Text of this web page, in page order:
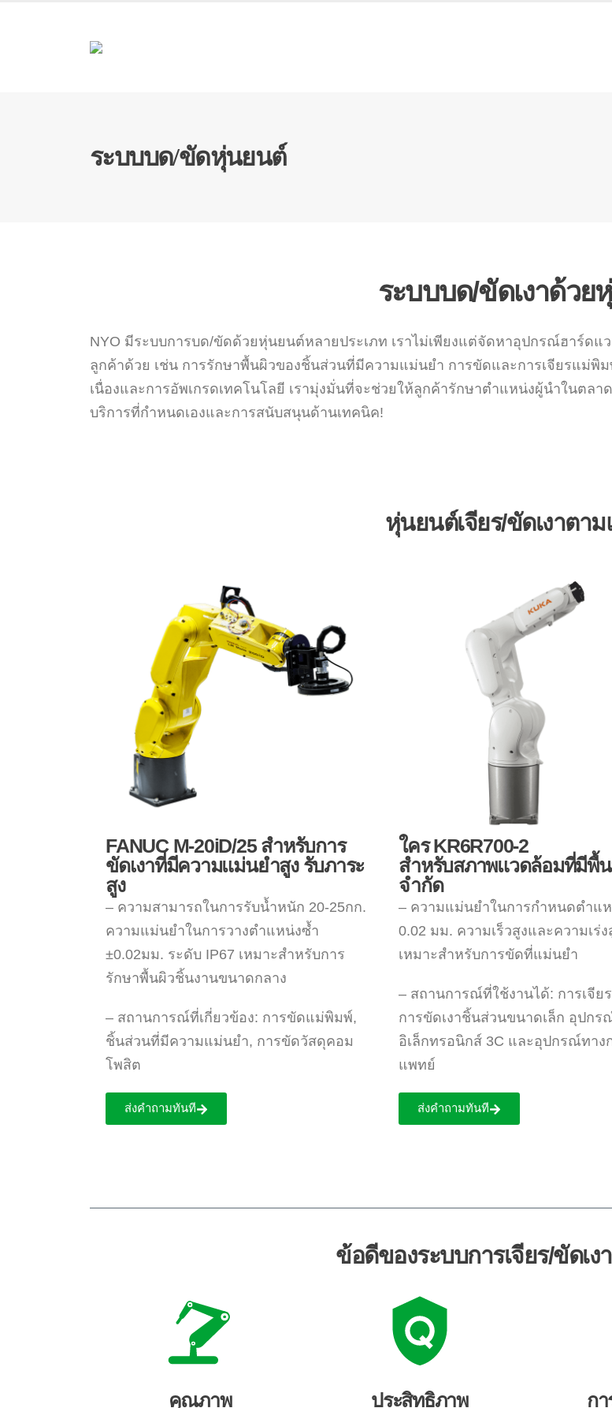
ระบบบด/ขัดหุ่นยนต์
ระบบบด/ขัดเงาด้วย
NYO มีระบบการบด/ขัดด้วยหุ่นยนต์หลายประเภท เราไม่เพียงแต่จัดหาอุปกรณ์ฮาร์ด
ลูกค้าด้วย เช่น การรักษาพื้นผิวของชิ้นส่วนที่มีความแม่นยำ การขัดและการเจียรแม่พิ
เนื่องและการอัพเกรดเทคโนโลยี เรามุ่งมั่นที่จะช่วยให้ลูกค้ารักษาตำแหน่งผู้นำในตล
บริการที่กำหนดเองและการสนับสนุนด้านเทคนิค!
หุ่นยนต์เจียร/ขัดเงาตา
FANUC M-20iD/25 สำหรับการ
ขัดเงาที่มีความแม่นยำสูง รับภาระ
สูง
– ความสามารถในการรับน้ำหนัก 20-25กก.
ความแม่นยำในการวางตำแหน่งซ้ำ
±0.02มม. ระดับ IP67 เหมาะสำหรับการ
รักษาพื้นผิวชิ้นงานขนาดกลาง
– สถานการณ์ที่เกี่ยวข้อง: การขัดแม่พิมพ์,
ชิ้นส่วนที่มีความแม่นยำ, การขัดวัสดุคอม
โพสิต
ส่งคำถามทันที
ใคร KR6R700-2
สำหรับสภาพแวดล้อมที่มีพื้
จำกัด
– ความแม่นยำในการกำหนดตำแ
0.02 มม. ความเร็วสูงและความเร่ง
เหมาะสำหรับการขัดที่แม่นยำ
– สถานการณ์ที่ใช้งานได้: การเจีย
การขัดเงาชิ้นส่วนขนาดเล็ก อุปกร
อิเล็กทรอนิกส์ 3C และอุปกรณ์ทาง
แพทย์
ส่งคำถามทันที
ข้อดีของระบบการเจียร/ขัดเ
คุณภาพ ประสิทธิภาพ ก